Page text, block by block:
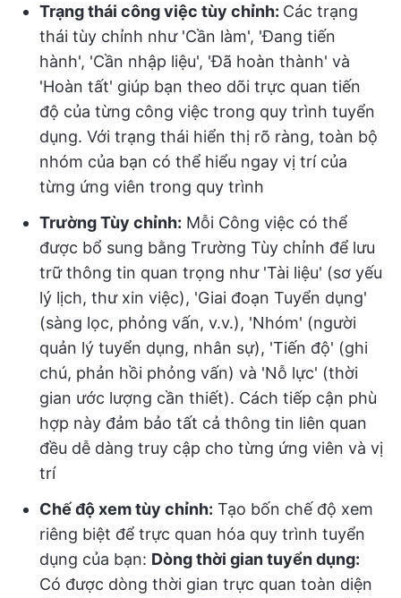
Trạng thái công việc tùy chỉnh: Các trạng
thái tùy chỉnh như 'Cần làm', 'Đang tiến
hành', 'Cần nhập liệu', 'Đã hoàn thành' và
'Hoàn tất' giúp bạn theo dõi trực quan tiến
độ của từng công việc trong quy trình tuyển
dụng. Với trạng thái hiển thị rõ ràng, toàn bộ
nhóm của bạn có thể hiểu ngay vị trí của
từng ứng viên trong quy trình
Trường Tùy chỉnh: Mỗi Công việc có thể
được bổ sung bằng Trường Tùy chỉnh để lưu
trữ thông tin quan trọng như 'Tài liệu' (sơ yếu
lý lịch, thư xin việc), 'Giai đoạn Tuyển dụng'
(sàng lọc, phỏng vấn, v.v.), 'Nhóm' (người
quản lý tuyển dụng, nhân sự), 'Tiến độ' (ghi
chú, phản hồi phỏng vấn) và 'Nỗ lực' (thời
gian ước lượng cần thiết). Cách tiếp cận phù
hợp này đảm bảo tất cả thông tin liên quan
đều dễ dàng truy cập cho từng ứng viên và vị
trí
Chế độ xem tùy chỉnh: Tạo bốn chế độ xem
riêng biệt để trực quan hóa quy trình tuyển
dụng của bạn: Dòng thời gian tuyển dụng:
Có được dòng thời gian trực quan toàn diện